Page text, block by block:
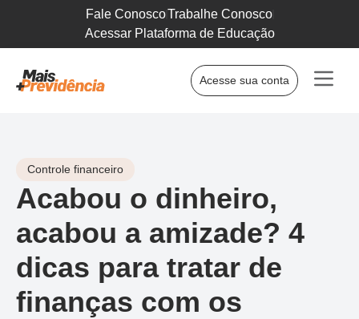
Fale ConoscoTrabalhe Conosco
Acessar Plataforma de Educação
Acesse sua conta
Controle financeiro
Acabou o dinheiro,
acabou a amizade? 4
dicas para tratar de
finanças com os